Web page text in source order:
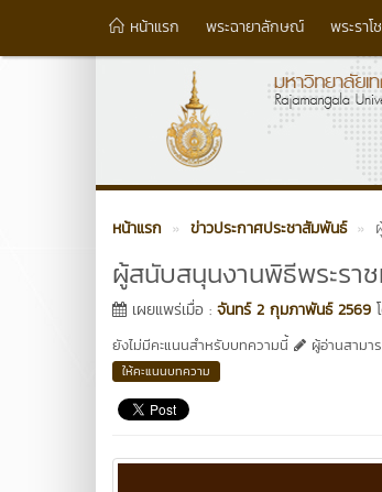
หน้าแรก พระฉายาลักษณ์ พระราโ
หน้าแรก ข่าวประกาศประชาสัมพันธ์
ผู้สนับสนุนงานพิธีพระร
เผยแพร่เมื่อ : จันทร์ 2 กุมภาพันธ์ 2569
ยังไม่มีคะแนนสำหรับบทความนี้
ผู้อ่านสามา
ให้คะแนนบทความ